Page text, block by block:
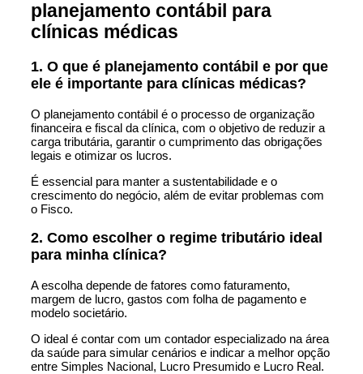
planejamento contábil para
clínicas médicas
1. O que é planejamento contábil e por que
ele é importante para clínicas médicas?
O planejamento contábil é o processo de organização
financeira e fiscal da clínica, com o objetivo de reduzir a
carga tributária, garantir o cumprimento das obrigações
legais e otimizar os lucros.
É essencial para manter a sustentabilidade e o
crescimento do negócio, além de evitar problemas com
o Fisco.
2. Como escolher o regime tributário ideal
para minha clínica?
A escolha depende de fatores como faturamento,
margem de lucro, gastos com folha de pagamento e
modelo societário.
O ideal é contar com um contador especializado na área
da saúde para simular cenários e indicar a melhor opção
entre Simples Nacional, Lucro Presumido e Lucro Real.